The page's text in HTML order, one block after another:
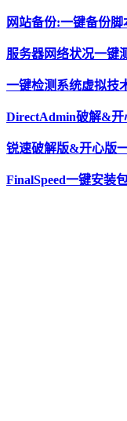
网站备份:一键备份脚
服务器网络状况一键
一键检测系统虚拟技
DirectAdmin破解&开
锐速破解版&开心版
FinalSpeed一键安装